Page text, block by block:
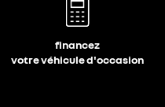
financez
votre véhicule d'occasion